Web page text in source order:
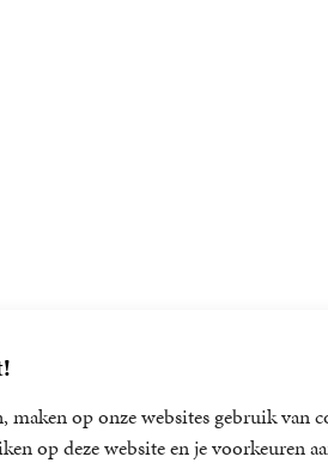
maken op onze websites gebruik van
op deze website en je voorkeuren